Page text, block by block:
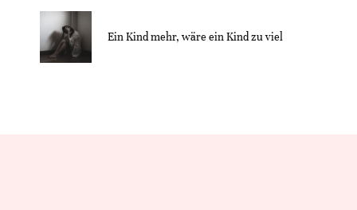
Ein Kind mehr, wäre ein Kind zu viel